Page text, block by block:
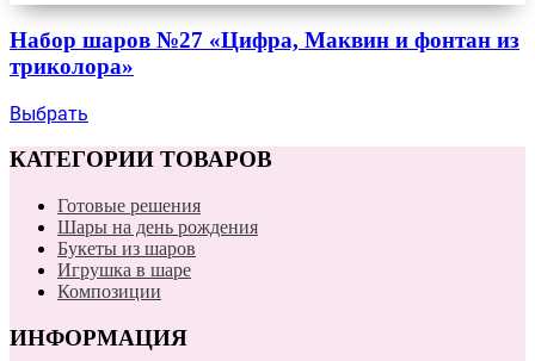
Набор шаров №27 «Цифра, Маквин и фонтан из
триколора»
Выбрать
КАТЕГОРИИ ТОВАРОВ
Готовые решения
Шары на день рождения
Букеты из шаров
Игрушка в шаре
Композиции
ИНФОРМАЦИЯ